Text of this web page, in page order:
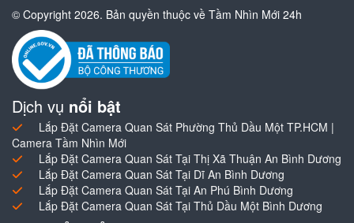
© Copyright 2026. Bản quyền thuộc về Tầm Nhìn Mới 24h
Dịch vụ nổi bật
Lắp Đặt Camera Quan Sát Phường Thủ Dầu Một TP.HCM |
Camera Tầm Nhìn Mới
Lắp Đặt Camera Quan Sát Tại Thị Xã Thuận An Bình Dương
Lắp Đặt Camera Quan Sát Tại Dĩ An Bình Dương
Lắp Đặt Camera Quan Sát Tại An Phú Bình Dương
Lắp Đặt Camera Quan Sát Tại Thủ Dầu Một Bình Dương